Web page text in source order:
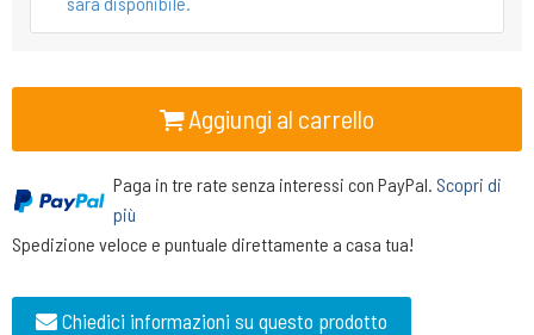
Aggiungi al carrello
Paga in tre rate senza interessi con PayPal. Scopri di
più
Spedizione veloce e puntuale direttamente a casa tua!
Chiedici informazioni su questo prodotto